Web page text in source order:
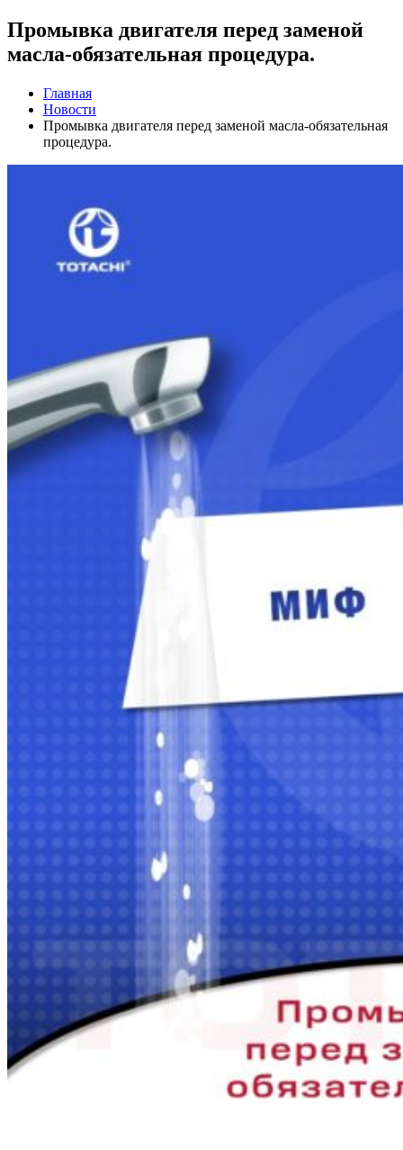
Промывка двигателя перед заменой
масла-обязательная процедура.
Главная
Новости
Промывка двигателя перед заменой масла-обязательная
процедура.